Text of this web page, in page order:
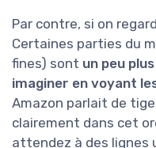
Par contre, si on
Certaines parties du
fines) sont un peu
imaginer en voyant
Amazon parlait de
clairement dans cet
attendez à des lignes